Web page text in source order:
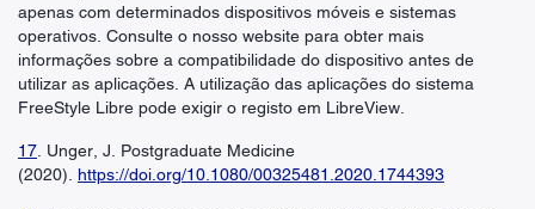
apenas com determinados dispositivos móveis e sistemas
operativos. Consulte o nosso website para obter mais
informações sobre a compatibilidade do dispositivo antes de
utilizar as aplicações. A utilização das aplicações do sistema
FreeStyle Libre pode exigir o registo em LibreView.
17 . Unger, J. Postgraduate Medicine
(2020). https://doi.org/10.1080/00325481.2020.1744393